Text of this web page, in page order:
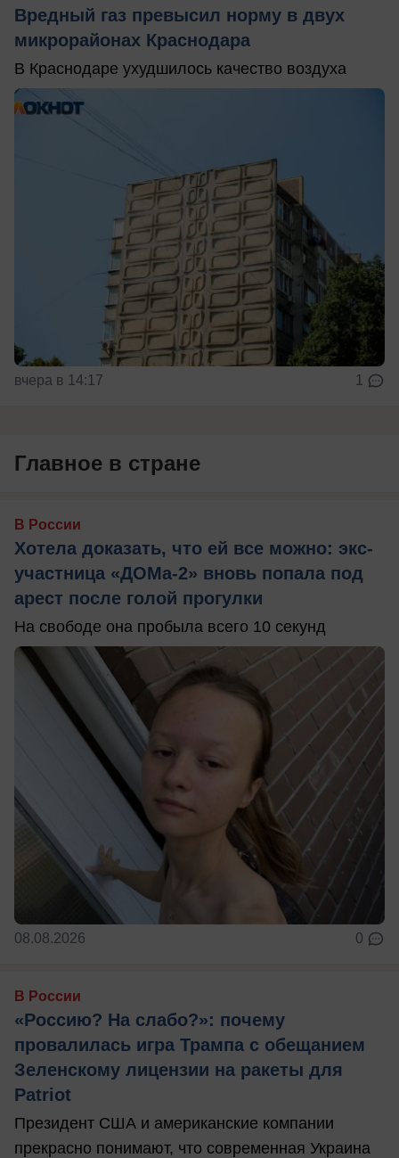
Вредный газ превысил норму в двух
микрорайонах Краснодара
В Краснодаре ухудшилось качество воздуха
вчера в 14:17 1
Главное в стране
В России
Хотела доказать, что ей все можно: экс-
участница «ДОМа-2» вновь попала под
арест после голой прогулки
На свободе она пробыла всего 10 секунд
08.08.2026 0
В России
«Россию? На слабо?»: почему
провалилась игра Трампа с обещанием
Зеленскому лицензии на ракеты для
Patriot
Президент США и американские компании
прекрасно понимают, что современная Украина